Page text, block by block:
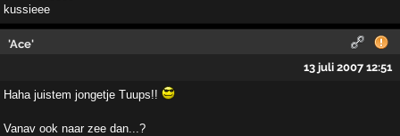
kussieee
'Ace'
13 juli 2007 12:51
Haha juistem jongetje Tuups!!
Vanav ook naar zee dan...?